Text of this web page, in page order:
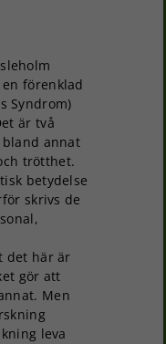
förenklad
Syndrom)
är två
annat
trötthet.
betydelse
skrivs de
det här är
gör att
Men
leva